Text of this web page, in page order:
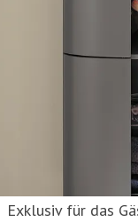
Exklusiv für das